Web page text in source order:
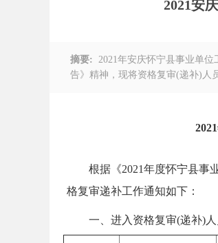
2021安
摘要: 2021年安庆怀宁县事业单
告》精神，现将资格复审(递补)
根据《2021年度怀宁县事业
格复审递补工作通知如下：
一、进入资格复审(递补)人